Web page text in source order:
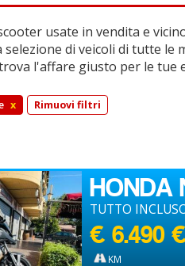
usate in vendita e
di veicoli di tutte le
l'affare giusto per le tue
x Rimuovi filtri
HONDA
TUTTO
€ 6.490
KM